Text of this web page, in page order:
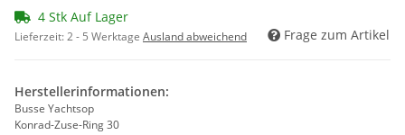
4 Stk Auf Lager
Lieferzeit:2 - 5 Werktage Ausland abweichend Frage zum Artikel
Herstellerinformationen:
Busse Yachtsop
Konrad-Zuse-Ring 30